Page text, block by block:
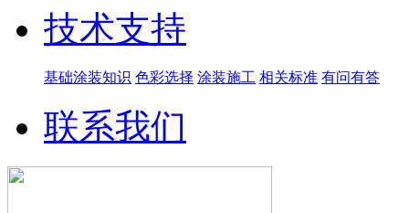
技术支持
基础涂装知识 色彩选择 涂装施工 相关标准 有问有答
联系我们